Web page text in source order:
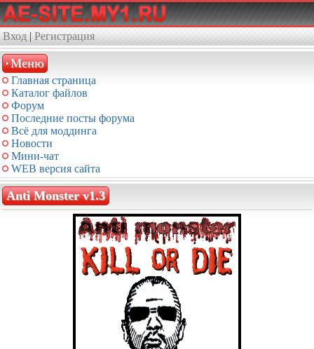
Вход | Регистрация
Меню
Главная страница
Каталог файлов
Форум
Последние посты форума
Всё для моддинга
Новости
Мини-чат
WEB версия сайта
Anti Monster v1.3